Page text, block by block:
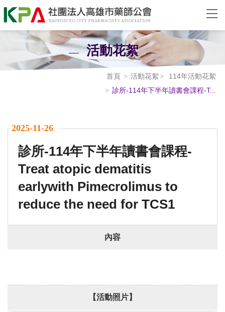
活動花絮
首頁 活動花絮
114年活動花絮
診所-114年下半年讀書會課程-T...
2025-11-26
診所-114年下半年讀書會課程-
Treat atopic dematitis
earlywith Pimecrolimus to
reduce the need for TCS1
內容
【活動照片】